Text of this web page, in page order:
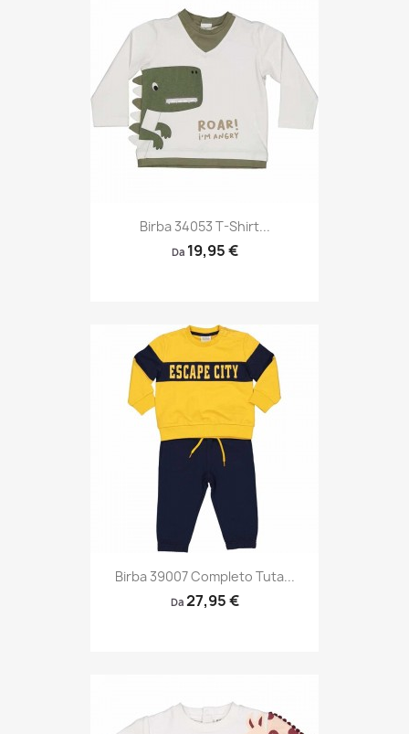
Birba 34053 T-Shirt...
Da 19,95 €
Birba 39007 Completo Tuta...
Da 27,95 €